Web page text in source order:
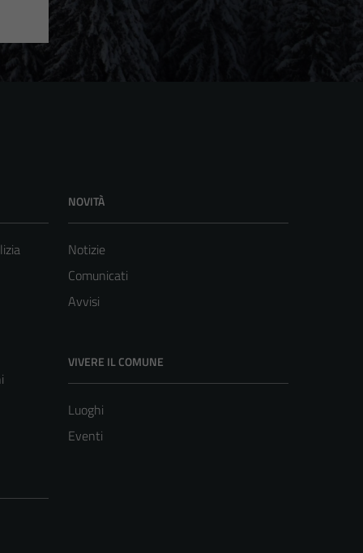
NOVITÀ
Notizie
Comunicati
Avvisi
VIVERE IL COMUNE
Luoghi
Eventi